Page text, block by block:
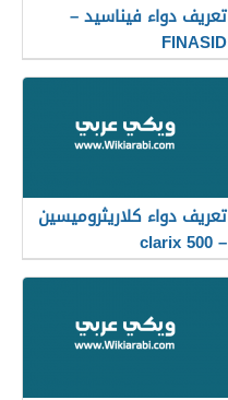
تعريف دواء فيناسيد –
FINASID
تعريف دواء كلاريثروميسين
– clarix 500